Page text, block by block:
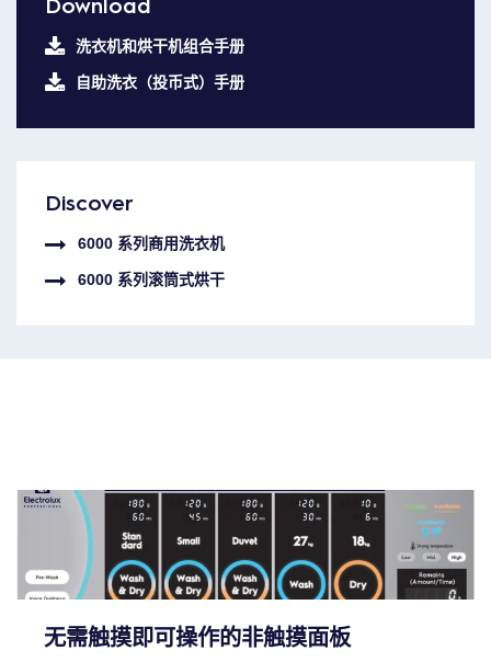
洗衣机和烘干机组合手册
自助洗衣（投币式）手册
Discover
6000 系列商用洗衣机
6000 系列滚筒式烘干
无需触摸即可操作的非触摸面板